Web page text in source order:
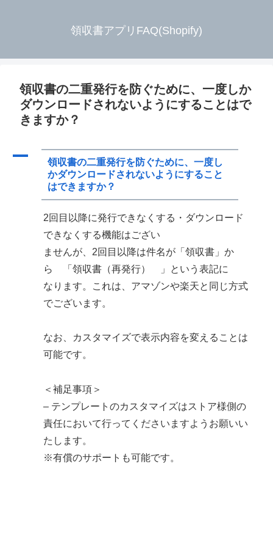
領収書アプリFAQ(Shopify)
領収書の二重発行を防ぐために、一度しか
ダウンロードされないようにすることはで
きますか？
A
領収書の二重発行を防ぐために、一度し
かダウンロードされないようにすること
はできますか？
2回目以降に発行できなくする・ダウンロード
できなくする機能はござい
ませんが、2回目以降は件名が「領収書」か
ら 「領収書（再発行） 」という表記に
なります。これは、アマゾンや楽天と同じ方式
でございます。
なお、カスタマイズで表示内容を変えることは
可能です。
＜補足事項＞
– テンプレートのカスタマイズはストア様側の
責任において行ってくださいますようお願いい
たします。
※有償のサポートも可能です。